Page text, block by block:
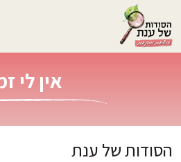
Logo
אין לי
הסודות של ענת